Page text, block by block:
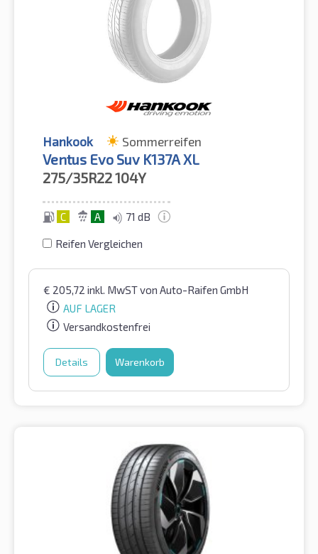
Hankook Sommerreifen
Ventus Evo Suv K137A XL
275/35R22104Y
C A 71 dB
Reifen Vergleichen
€ 205,72 inkl. MwSTvon Auto-Raifen GmbH
AUF LAGER
Versandkostenfrei
Details Warenkorb